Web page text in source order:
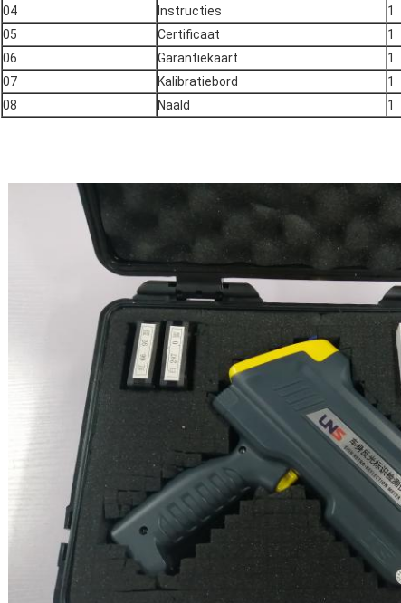
04
Instructies
1
05
Certificaat
1
06
Garantiekaart
1
07
Kalibratiebord
1
08
Naald 1